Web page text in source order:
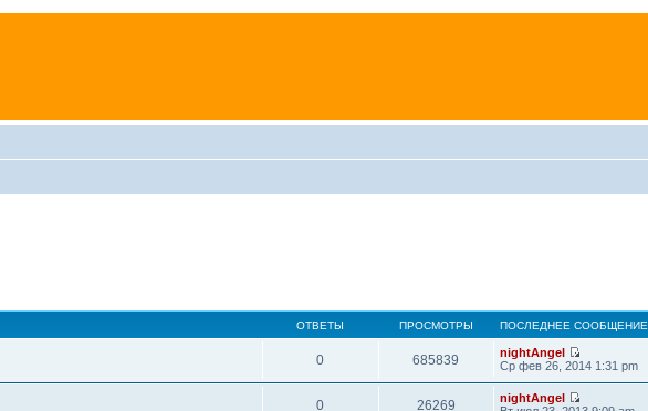
ОТВЕТЫ ПРОСМОТРЫ ПОСЛЕДНЕЕ СООБЩЕНИЕ
0 685839
nightAngel
Ср фев 26, 2014 1:31 pm
0 26269
nightAngel